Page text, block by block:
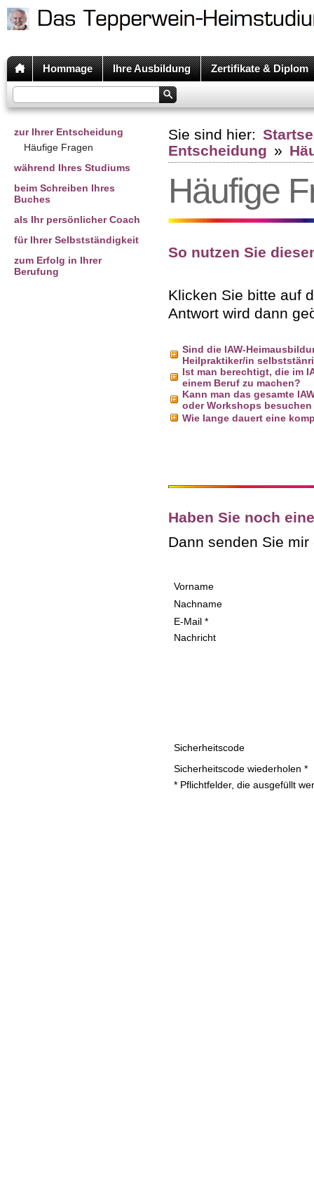
Hommage Ihre Ausbildung Zertifikate & Diplom
zur Ihrer Entscheidung
Häufige Fragen
während Ihres Studiums
beim Schreiben Ihres
Buches
als Ihr persönlicher Coach
für Ihrer Selbstständigkeit
zum Erfolg in Ihrer
Berufung
Sie sind hier:
Entscheidung »
Häufige
So nutzen Sie
Klicken Sie bitte auf
Antwort wird dann
Sind die IAW-
Heilpraktiker/in
Ist man berechtigt, die im
einem Beruf zu machen?
Kann man das gesamte
oder Workshops
Wie lange dauert eine
Haben Sie noch
Dann senden Sie
Vorname
Nachname
E-Mail *
Nachricht
Sicherheitscode
Sicherheitscode wiederholen *
* Pflichtfelder, die ausgefüllt